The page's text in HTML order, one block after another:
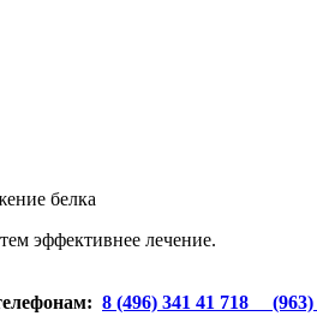
белка
эффективнее лечение.
8 (496) 341 41 718 (963)